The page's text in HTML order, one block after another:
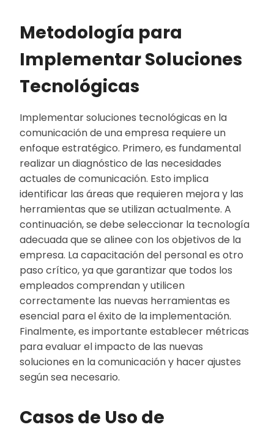
Metodología para
Implementar Soluciones
Tecnológicas
Implementar soluciones tecnológicas en la
comunicación de una empresa requiere un
enfoque estratégico. Primero, es fundamental
realizar un diagnóstico de las necesidades
actuales de comunicación. Esto implica
identificar las áreas que requieren mejora y las
herramientas que se utilizan actualmente. A
continuación, se debe seleccionar la tecnología
adecuada que se alinee con los objetivos de la
empresa. La capacitación del personal es otro
paso crítico, ya que garantizar que todos los
empleados comprendan y utilicen
correctamente las nuevas herramientas es
esencial para el éxito de la implementación.
Finalmente, es importante establecer métricas
para evaluar el impacto de las nuevas
soluciones en la comunicación y hacer ajustes
según sea necesario.
Casos de Uso de